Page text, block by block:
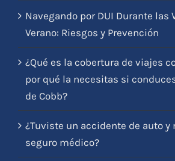
Navegando por DUI Durante las
Verano: Riesgos y Prevención
¿Qué es la cobertura de viajes
por qué la necesitas si
de Cobb?
¿Tuviste un accidente de auto y
seguro médico?